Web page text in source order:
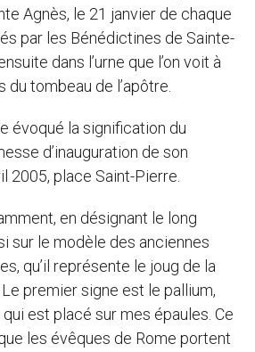
Agnès, le 21 janvier de chaque
par les Bénédictines de Sainte-
dans l’urne que l’on voit à
du tombeau de l’apôtre.
évoqué la signification du
d’inauguration de son
2005, place Saint-Pierre.
en désignant le long
sur le modèle des anciennes
qu’il représente le joug de la
premier signe est le pallium,
est placé sur mes épaules. Ce
les évêques de Rome portent